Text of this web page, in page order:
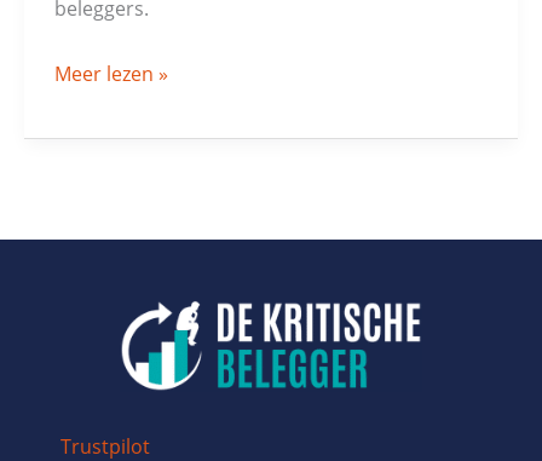
beleggers.
Meer lezen »
Trustpilot